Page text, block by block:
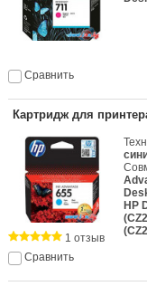
Сравнить
Картридж для
HP
Сравнить
1 отзыв